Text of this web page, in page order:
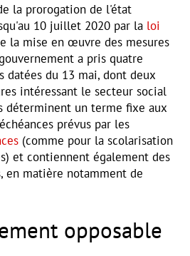
la prorogation de l'état
10 juillet 2020 par la loi
la mise en œuvre des mesures
a pris quatre
datées du 13 mai, dont deux
intéressant le secteur social
déterminent un terme fixe aux
prévus par les
(comme pour la scolarisation
et contiennent également des
en matière notamment de
opposable